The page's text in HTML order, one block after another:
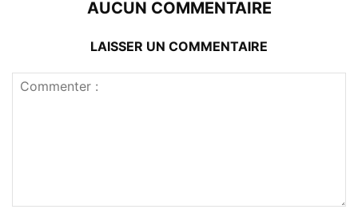
AUCUN COMMENTAIRE
LAISSER UN COMMENTAIRE